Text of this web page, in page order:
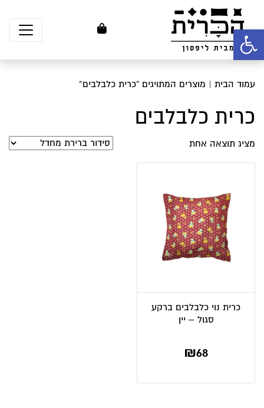
פתח סרגל נגישות
עמוד הבית | מוצרים המתויגים “כרית כלבלבים”
כרית כלבלבים
מציג תוצאה אחת
כרית נוי כלבלבים ברקע
סגול – יין
₪68